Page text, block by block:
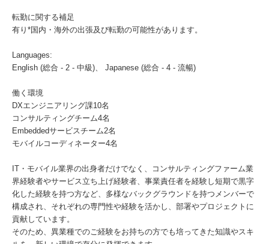
転勤に関する補足
有り*国内・海外の出張及び転勤の可能性があります。
Languages:
English (総合 - 2 - 中級)、 Japanese (総合 - 4 - 流暢)
働く環境
DXエンジニアリング課10名
コンサルティングチーム4名
Embeddedサービスチーム2名
モバイルコーディネーター4名
IT・モバイル業界の出身者だけでなく、コンサルティングファーム業
界経験者やサービス立ち上げ経験者、事業責任者を経験し短期で黒字
化した経験を持つ方など、多様なバックグラウンドを持つメンバーで
構成され、それぞれの専門性や経験を活かし、部署やプロジェクトに
貢献しています。
そのため、異業種でのご経験をお持ちの方でも培ってきた知識やスキ